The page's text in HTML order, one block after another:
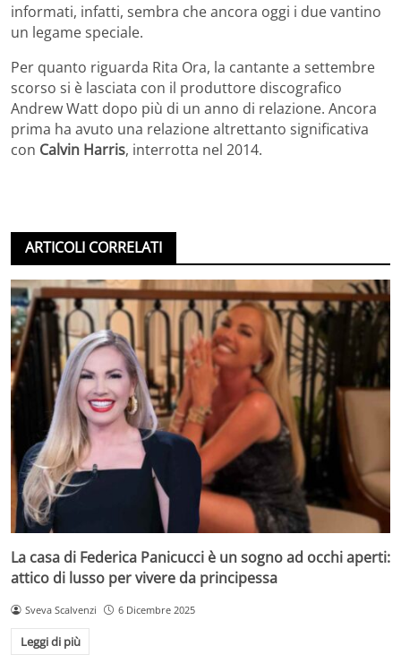
informati, infatti, sembra che ancora oggi i due vantino
un legame speciale.
Per quanto riguarda Rita Ora, la cantante a settembre
scorso si è lasciata con il produttore discografico
Andrew Watt dopo più di un anno di relazione. Ancora
prima ha avuto una relazione altrettanto significativa
con Calvin Harris, interrotta nel 2014.
ARTICOLI CORRELATI
La casa di Federica Panicucci è un sogno ad occhi aperti:
attico di lusso per vivere da principessa
Sveva Scalvenzi 6 Dicembre 2025
Leggi di più